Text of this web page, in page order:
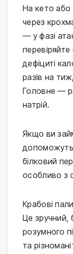
На кето
через
— у фазі
дефіциті
разів на
Головне —
натрій.
Якщо ви
допоможуть
білковий
особливо з
Крабові
Це зручний,
розумного
та